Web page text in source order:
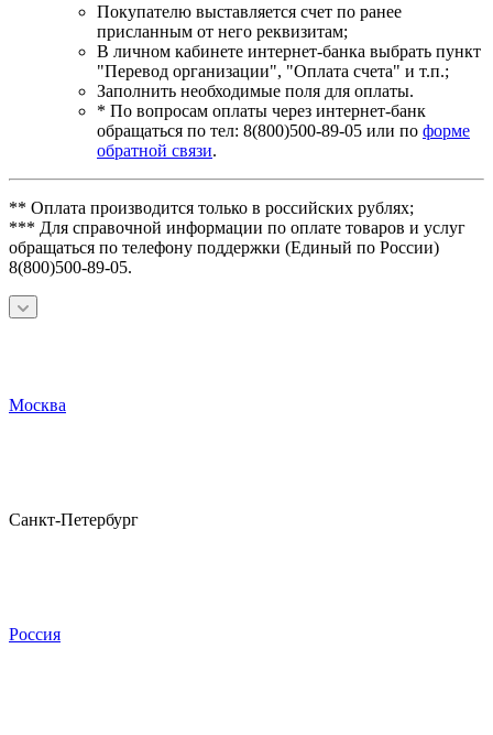
Покупателю выставляется счет по ранее
присланным от него реквизитам;
В личном кабинете интернет-банка выбрать пункт
"Перевод организации", "Оплата счета" и т.п.;
Заполнить необходимые поля для оплаты.
* По вопросам оплаты через интернет-банк
обращаться по тел: 8(800)500-89-05 или по форме
обратной связи.
** Оплата производится только в российских рублях;
*** Для справочной информации по оплате товаров и услуг
обращаться по телефону поддержки (Единый по России)
8(800)500-89-05.
Москва
Санкт-Петербург
Россия